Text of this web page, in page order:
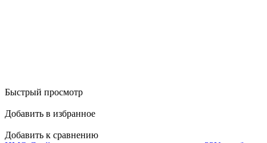
Быстрый просмотр
Добавить в избранное
Добавить к сравнению